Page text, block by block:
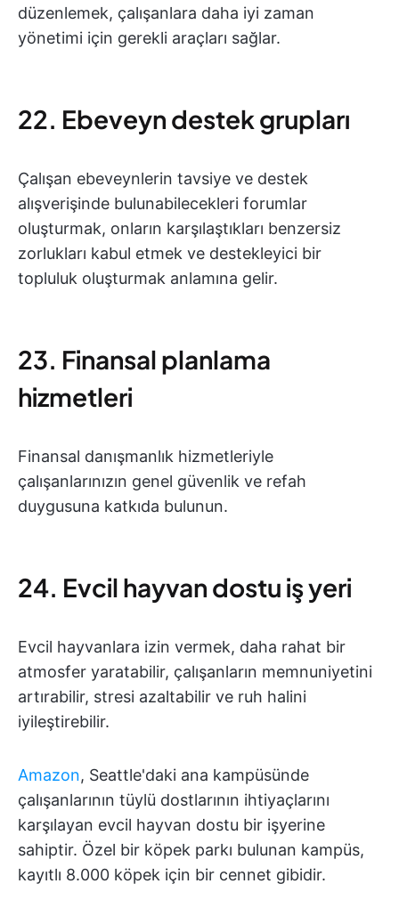
düzenlemek, çalışanlara daha iyi zaman
yönetimi için gerekli araçları sağlar.
22. Ebeveyn destek grupları
Çalışan ebeveynlerin tavsiye ve destek
alışverişinde bulunabilecekleri forumlar
oluşturmak, onların karşılaştıkları benzersiz
zorlukları kabul etmek ve destekleyici bir
topluluk oluşturmak anlamına gelir.
23. Finansal planlama
hizmetleri
Finansal danışmanlık hizmetleriyle
çalışanlarınızın genel güvenlik ve refah
duygusuna katkıda bulunun.
24. Evcil hayvan dostu iş yeri
Evcil hayvanlara izin vermek, daha rahat bir
atmosfer yaratabilir, çalışanların memnuniyetini
artırabilir, stresi azaltabilir ve ruh halini
iyileştirebilir.
Amazon, Seattle'daki ana kampüsünde
çalışanlarının tüylü dostlarının ihtiyaçlarını
karşılayan evcil hayvan dostu bir işyerine
sahiptir. Özel bir köpek parkı bulunan kampüs,
kayıtlı 8.000 köpek için bir cennet gibidir.